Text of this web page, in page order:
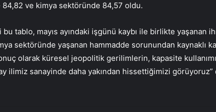
ve kimya sektöründe 84,57 oldu.
bu tablo, mayıs ayındaki işgünü kaybı ile birlikte yaşanan
sektöründe yaşanan hammadde sorunundan kaynaklı
olarak küresel jeopolitik gerilimlerin, kapasite
ilimiz sanayinde daha yakından hissettiğimizi görüyoruz”